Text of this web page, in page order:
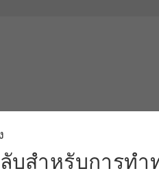
หรับการทำ
บสำหรับการท